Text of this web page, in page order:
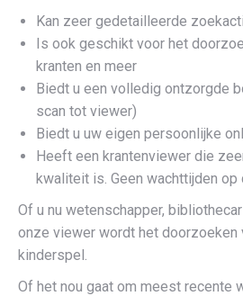
Kan zeer gedetailleerde
Is ook geschikt voor het
kranten en meer
Biedt u een volledig ontzorgde
scan tot viewer)
Biedt u uw eigen persoonlijke
Heeft een krantenviewer die
kwaliteit is. Geen wachttijden op
Of u nu wetenschapper,
onze viewer wordt het doorzoeken
kinderspel.
Of het nou gaat om meest recente